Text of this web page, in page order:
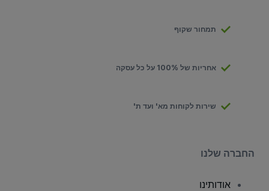
תמחור שקוף
אחריות של 100% על כל עסקה
שירות לקוחות מא' ועד ת'
החברה שלנו
אודותינו